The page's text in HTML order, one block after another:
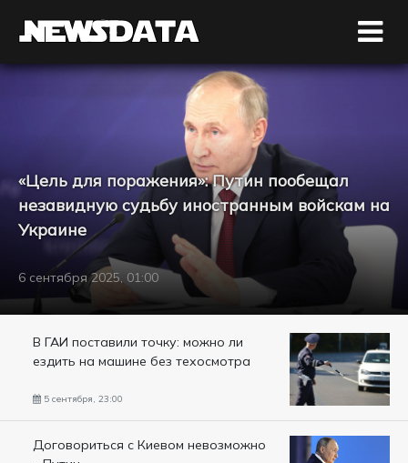
«Цель для поражения»: Путин пообещал
незавидную судьбу иностранным войскам на
Украине
6 сентября 2025, 01:00
В ГАИ поставили точку: можно ли
ездить на машине без техосмотра
5 сентября, 23:00
Договориться с Киевом невозможно